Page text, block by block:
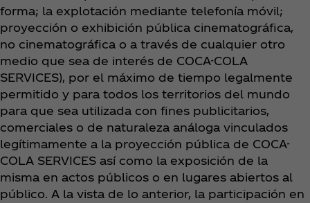
forma; la explotación mediante telefonía móvil;
proyección o exhibición pública cinematográfica,
no cinematográfica o a través de cualquier otro
medio que sea de interés de COCA-COLA
SERVICES), por el máximo de tiempo legalmente
permitido y para todos los territorios del mundo
para que sea utilizada con fines publicitarios,
comerciales o de naturaleza análoga vinculados
legítimamente a la proyección pública de COCA-
COLA SERVICES así como la exposición de la
misma en actos públicos o en lugares abiertos al
público. A la vista de lo anterior, la participación en